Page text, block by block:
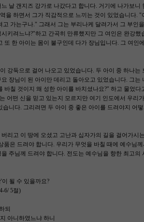
날 갠지즈 강가로 나갔다고 합니다. 거기에 나가보니
을 하면서 그가 직감적으로 느끼는 것이 있었습니다. "
가는구나." 그래서 그는 부리나케 달려가서 그 부인
키려느냐?"하고 간곡히 만류했지만 그 여인은 완강했
한 아이는 몸이 불구인데 다가 장님입니다. 그 여인
강둑으로 걸어 나오고 있었습니다. 두 아이 중 하나는
장님이 된 아이만 데리고 돌아오고 있었습니다. 그는
칠 것이지 왜 성한 아이를 바치셨나요?" 하고 물었다
어떤 신을 믿고 있는지 모르지만 여기 인도에서 우리
니다. 그리려면 두 아이 중 좋은 아이를 드려야지 어
리고 이 땅에 오셨고 고난과 십자가의 길을 걸어가시
은 드려야 합니다. 우리가 무엇을 바칠 때에 예수님
주님께 드려야 합니다. 전도는 예수님을 향한 최고의
될 수 있을까요?
6/ 5절)
되
아니하였느냐 하니